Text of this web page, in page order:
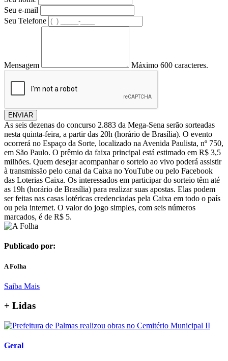
Seu e-mail
Seu Telefone
Mensagem Máximo 600 caracteres.
ENVIAR
As seis dezenas do concurso 2.883 da Mega-Sena serão sorteadas
nesta quinta-feira, a partir das 20h (horário de Brasília). O evento
ocorrerá no Espaço da Sorte, localizado na Avenida Paulista, nº 750,
em São Paulo. O prêmio da faixa principal está estimado em R$ 3,5
milhões. Quem desejar acompanhar o sorteio ao vivo poderá assistir
à transmissão pelo canal da Caixa no YouTube ou pelo Facebook
das Loterias Caixa. Os interessados em participar do sorteio têm até
as 19h (horário de Brasília) para realizar suas apostas. Elas podem
ser feitas nas casas lotéricas credenciadas pela Caixa em todo o país
ou pela internet. O valor do jogo simples, com seis números
marcados, é de R$ 5.
Publicado por:
A Folha
Saiba Mais
+ Lidas
Geral